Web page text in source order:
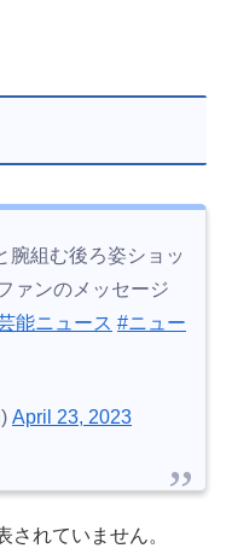
腕組む後ろ姿ショッ
ァンのメッセージ
能ニュース #ニュー
April 23, 2023
れていません。